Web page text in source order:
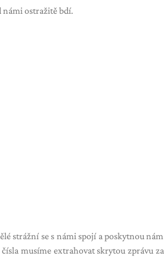
námi ostražitě bdí.
strážní se s námi spojí a poskytnou nám
musíme extrahovat skrytou zprávu za